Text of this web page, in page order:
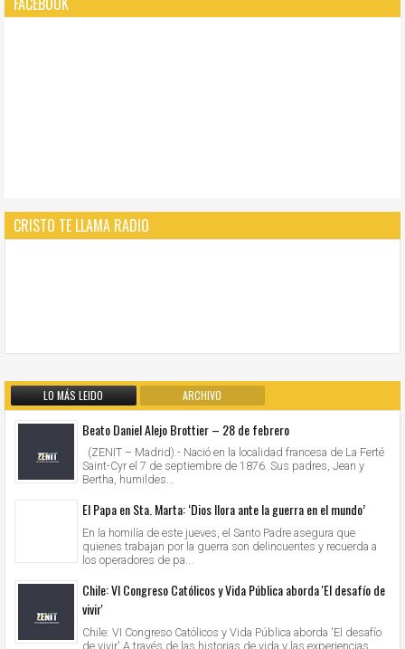
CRISTO TE LLAMA RADIO
LO MÁS LEIDO ARCHIVO
Beato Daniel Alejo Brottier – 28 de febrero
(ZENIT – Madrid).- Nació en la localidad francesa de La Ferté
Saint-Cyr el 7 de septiembre de 1876. Sus padres, Jean y
Bertha, humildes...
El Papa en Sta. Marta: ‘Dios llora ante la guerra en el mundo’
En la homilía de este jueves, el Santo Padre asegura que
quienes trabajan por la guerra son delincuentes y recuerda a
los operadores de pa...
Chile: VI Congreso Católicos y Vida Pública aborda 'El desafío de
vivir'
Chile: VI Congreso Católicos y Vida Pública aborda 'El desafío
de vivir' A través de las historias de vida y las experiencias